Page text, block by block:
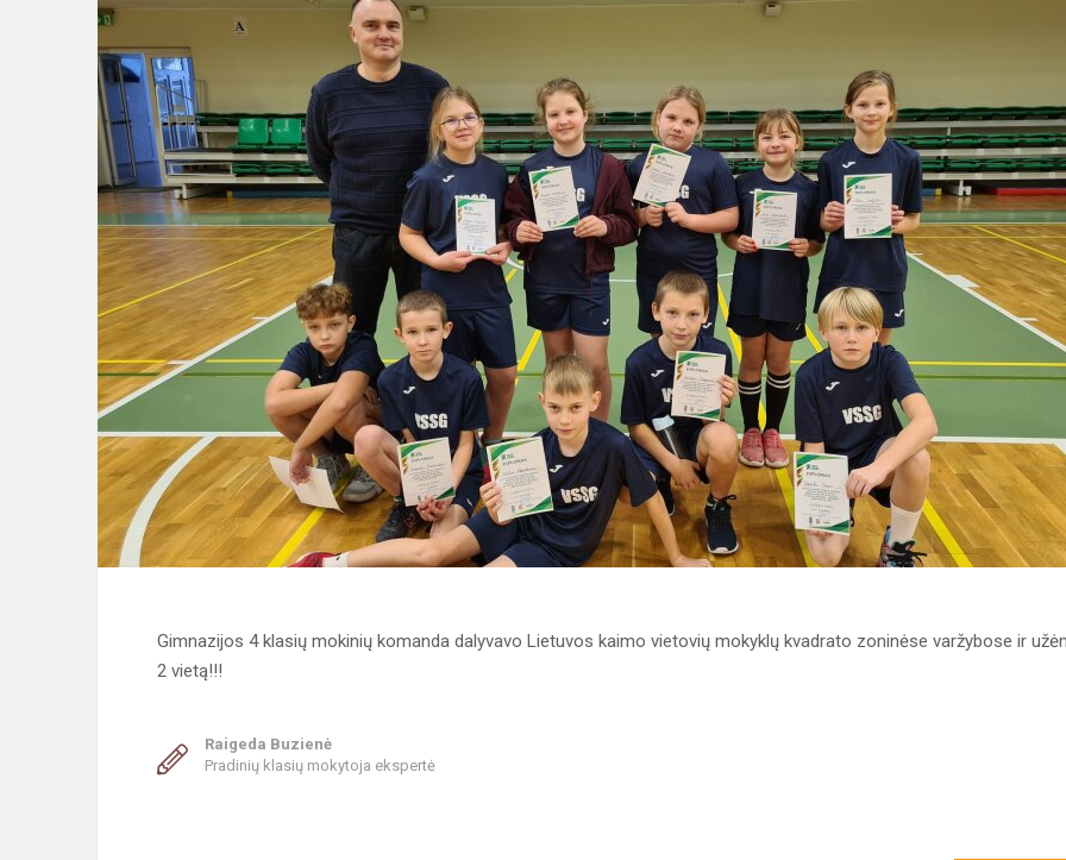
Gimnazijos 4 klasių mokinių komanda dalyvavo Lietuvos kaimo vietovių mokyklų kvadrato zoninėse varžybose ir
2 vietą!!!
Raigeda Buzienė
Pradinių klasių mokytoja ekspertė